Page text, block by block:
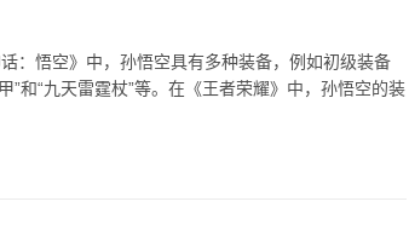
：悟空》中，孙悟空具有多种装备，例如初级装备
”和“九天雷霆杖”等。在《王者荣耀》中，孙悟空的装